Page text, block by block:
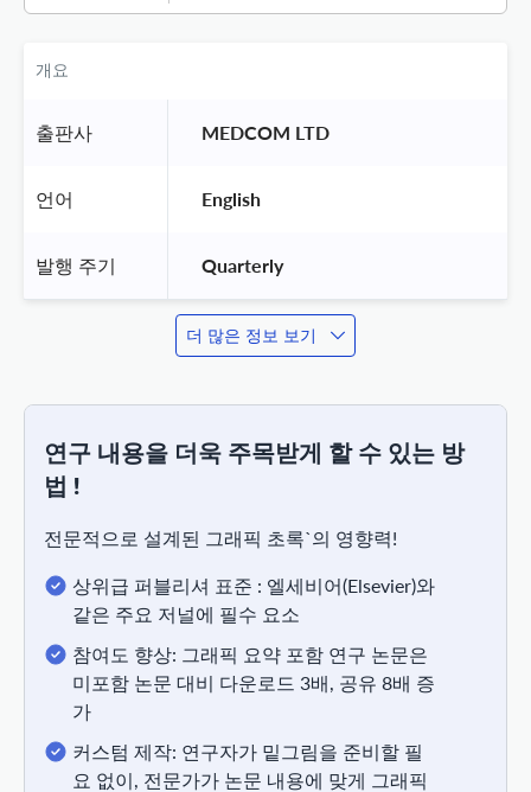
개요
출판사 MEDCOM LTD
언어 English
발행 주기 Quarterly
더 많은 정보 보기
연구 내용을 더욱 주목받게 할 수 있는 방
법 !
전문적으로 설계된 그래픽 초록`의 영향력!
상위급 퍼블리셔 표준 : 엘세비어(Elsevier)와
같은 주요 저널에 필수 요소
참여도 향상: 그래픽 요약 포함 연구 논문은
미포함 논문 대비 다운로드 3배, 공유 8배 증
가
커스텀 제작: 연구자가 밑그림을 준비할 필
요 없이, 전문가가 논문 내용에 맞게 그래픽